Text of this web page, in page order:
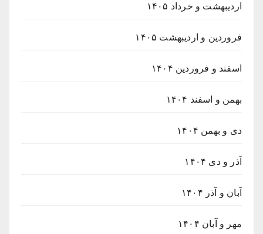
اردیبهشت و خرداد ۱۴۰۵
فروردین و اردیبهشت ۱۴۰۵
اسفند و فروردین ۱۴۰۴
بهمن و اسفند ۱۴۰۴
دی و بهمن ۱۴۰۴
آذر و دی ۱۴۰۴
آبان و آذر ۱۴۰۴
مهر و آبان ۱۴۰۴